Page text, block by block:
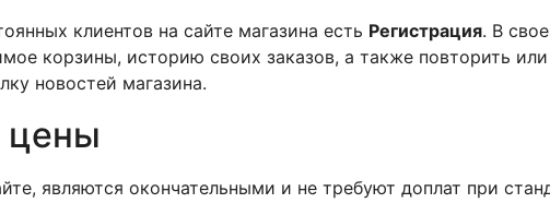
клиентов на сайте магазина есть Регистрация. В
корзины, историю своих заказов, а также повторить или
новостей магазина.
цены
являются окончательными и не требуют доплат при